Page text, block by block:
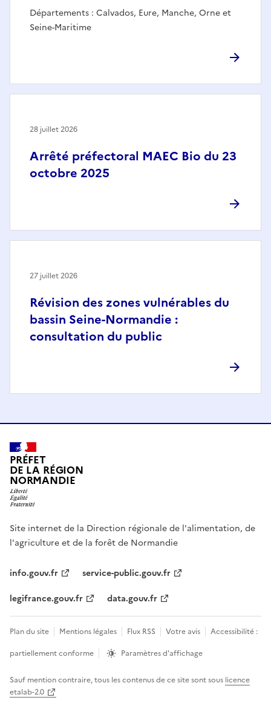
Départements : Calvados, Eure, Manche, Orne et
Seine-Maritime
Arrêté préfectoral MAEC Bio du 23
octobre 2025
28 juillet 2026
Révision des zones vulnérables du
bassin Seine-Normandie :
consultation du public
27 juillet 2026
PRÉFET
DE LA RÉGION
NORMANDIE
Site internet de la Direction régionale de l'alimentation, de
l'agriculture et de la forêt de Normandie
info.gouv.fr
service-public.gouv.fr
legifrance.gouv.fr
data.gouv.fr
Plan du site Mentions légales Flux RSS Votre avis
Accessibilité :
partiellement conforme
Paramètres d'affichage
Sauf mention contraire, tous les contenus de ce site sont sous licence
etalab-2.0